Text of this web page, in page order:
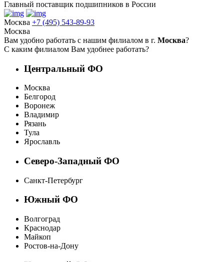
Главный поставщик подшипников в России
Москва +7 (495) 543-89-93
Москва
Вам удобно работать с нашим филиалом в г. Москва?
С каким филиалом Вам удобнее работать?
Центральный ФО
Москва
Белгород
Воронеж
Владимир
Рязань
Тула
Ярославль
Северо-Западный ФО
Санкт-Петербург
Южный ФО
Волгоград
Краснодар
Майкоп
Ростов-на-Дону